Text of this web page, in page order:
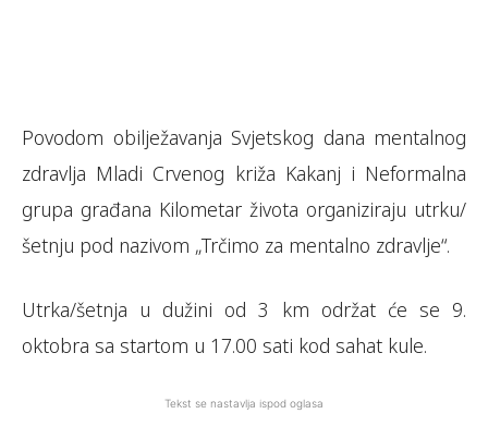
Povodom obilježavanja Svjetskog dana mentalnog
zdravlja Mladi Crvenog križa Kakanj i Neformalna
grupa građana Kilometar života organiziraju utrku/
šetnju pod nazivom „Trčimo za mentalno zdravlje“.
Utrka/šetnja u dužini od 3 km održat će se 9.
oktobra sa startom u 17.00 sati kod sahat kule.
Tekst se nastavlja ispod oglasa